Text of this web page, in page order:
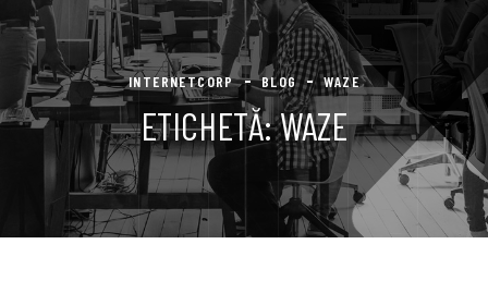
INTERNETCORP BLOG WAZE
ETICHETĂ:WAZE